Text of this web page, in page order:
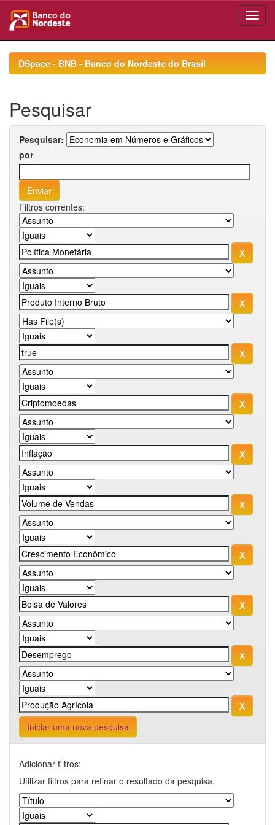
navigationDSpace - BNB - Banco do Nordeste do Brasil
Pesquisar
Pesquisar:
por
Filtros correntes:
Iniciar uma nova pesquisa
Adicionar filtros:
Utilizar filtros para refinar o resultado da pesquisa.